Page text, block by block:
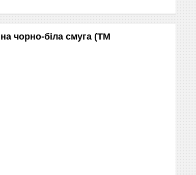
чорно-біла смуга (ТМ